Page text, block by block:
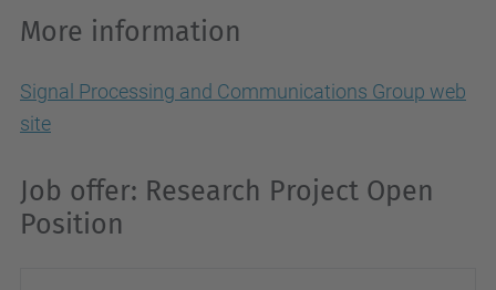
More information
Signal Processing and Communications Group web
site
Job offer: Research Project Open
Position